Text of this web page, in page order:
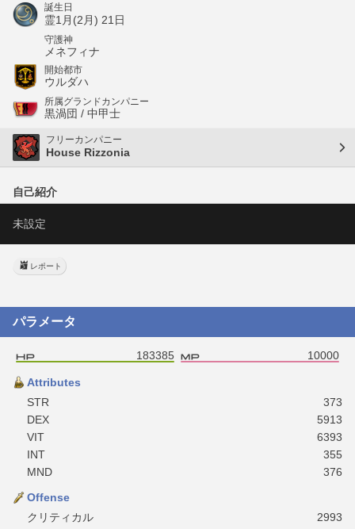
誕生日
霊1月(2月) 21日
守護神
メネフィナ
開始都市
ウルダハ
所属グランドカンパニー
黒渦団 / 中甲士
フリーカンパニー
House Rizzonia
自己紹介
未設定
レポート
パラメータ
183385 10000
Attributes
STR
373
DEX
5913
VIT
6393
INT
355
MND
376
Offense
クリティカル
2993